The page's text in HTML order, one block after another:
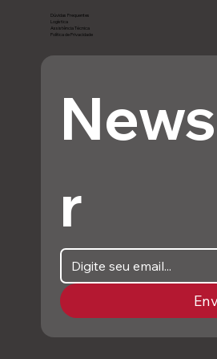
Dúvidas Frequentes
Logística
Assistência Técnica
Política de Privacidade
r